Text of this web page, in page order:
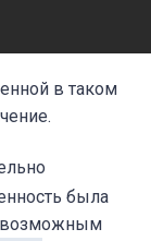
в таком
была
возможным